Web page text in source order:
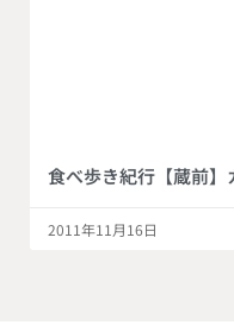
食べ歩き紀行【蔵前
2011年11月16日